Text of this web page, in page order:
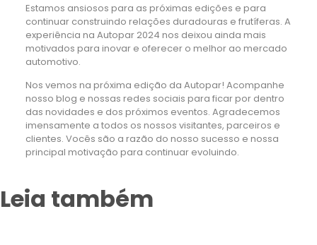
Estamos ansiosos para as próximas edições e para
continuar construindo relações duradouras e frutíferas. A
experiência na Autopar 2024 nos deixou ainda mais
motivados para inovar e oferecer o melhor ao mercado
automotivo.
Nos vemos na próxima edição da Autopar! Acompanhe
nosso blog e nossas redes sociais para ficar por dentro
das novidades e dos próximos eventos. Agradecemos
imensamente a todos os nossos visitantes, parceiros e
clientes. Vocês são a razão do nosso sucesso e nossa
principal motivação para continuar evoluindo.
Leia também